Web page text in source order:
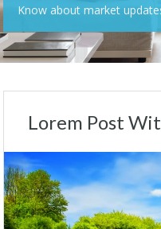
Know about market
Lorem Post